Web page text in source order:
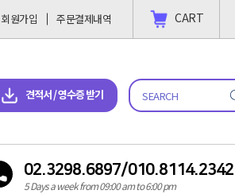
CART
회원가입 주문결제내역
견적서 / 영수증 받기
02.3298.6897/010.8114.2342
5 Days a week from 09:00 am to 6:00 pm
견적서 & 영수증 다운로드